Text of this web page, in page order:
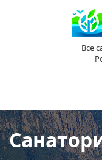
Все